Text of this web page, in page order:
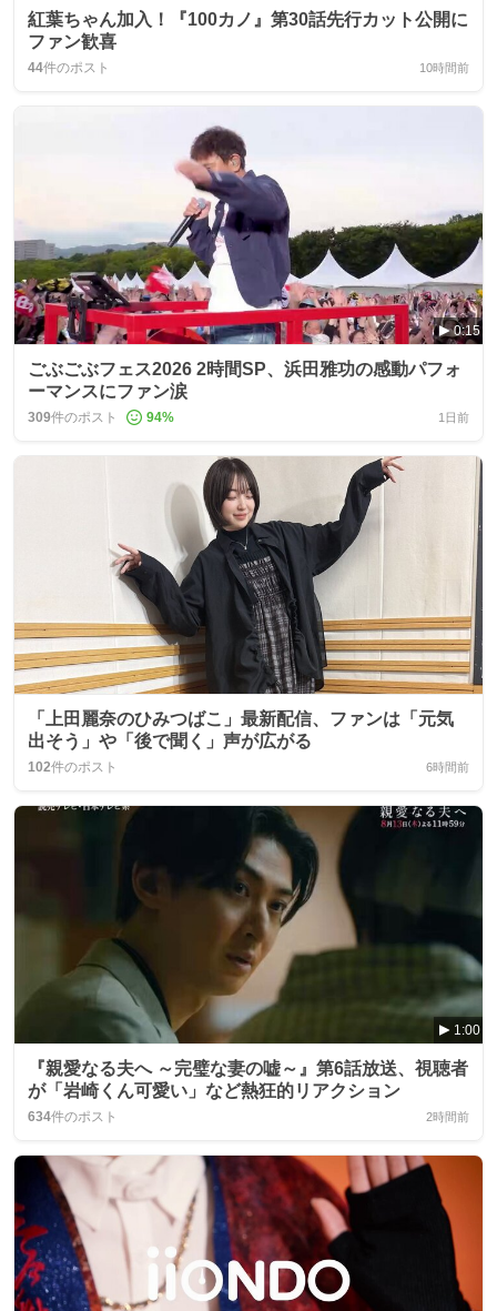
紅葉ちゃん加入！『100カノ』第30話先行カット公開に
ファン歓喜
44件のポスト 10時間前
0:15
ごぶごぶフェス2026 2時間SP、浜田雅功の感動パフォ
ーマンスにファン涙
309件のポスト 94% 1日前
「上田麗奈のひみつばこ」最新配信、ファンは「元気
出そう」や「後で聞く」声が広がる
102件のポスト 6時間前
1:00
『親愛なる夫へ ～完璧な妻の嘘～』第6話放送、視聴者
が「岩崎くん可愛い」など熱狂的リアクション
634件のポスト 2時間前